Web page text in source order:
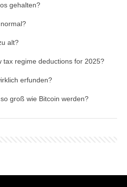
gehalten?
alt?
tax regime deductions for 2025?
erfunden?
groß wie Bitcoin werden?